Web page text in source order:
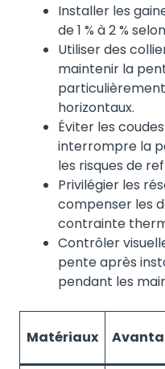
Installer les
de 1 % à 2 %
Utiliser des
maintenir la
horizontaux.
Éviter les
interrompre la
les risques de
Privilégier les
compenser les
contrainte
Contrôler
pente après
pendant les
Matériaux